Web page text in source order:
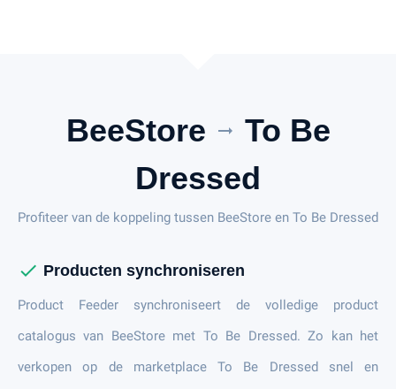
BeeStore arrow_right_alt To Be
Dressed
Profiteer van de koppeling tussen BeeStore en To Be Dressed
check Producten synchroniseren
Product Feeder synchroniseert de volledige product
catalogus van BeeStore met To Be Dressed. Zo kan het
verkopen op de marketplace To Be Dressed snel en